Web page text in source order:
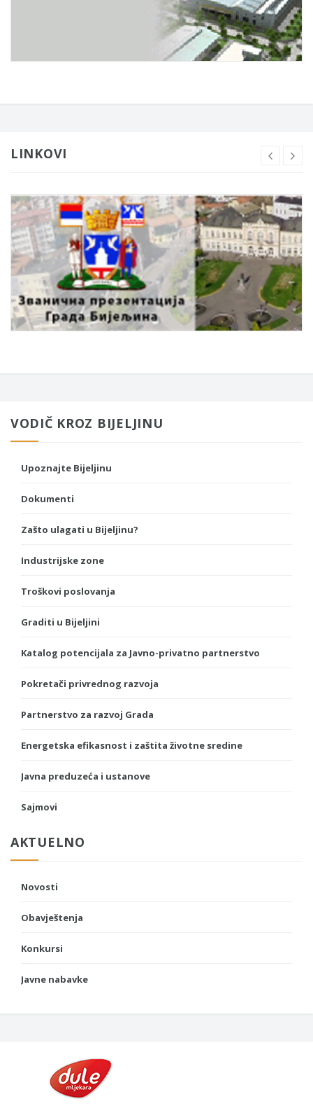
LINKOVI
VODIČ KROZ BIJELJINU
Upoznajte Bijeljinu
Dokumenti
Zašto ulagati u Bijeljinu?
Industrijske zone
Troškovi poslovanja
Graditi u Bijeljini
Katalog potencijala za Javno-privatno partnerstvo
Pokretači privrednog razvoja
Partnerstvo za razvoj Grada
Energetska efikasnost i zaštita životne sredine
Javna preduzeća i ustanove
Sajmovi
AKTUELNO
Novosti
Obavještenja
Konkursi
Javne nabavke